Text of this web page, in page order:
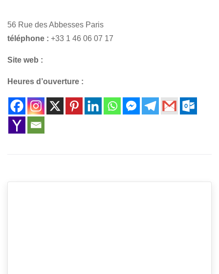
56 Rue des Abbesses Paris
téléphone : +33 1 46 06 07 17
Site web :
Heures d’ouverture :